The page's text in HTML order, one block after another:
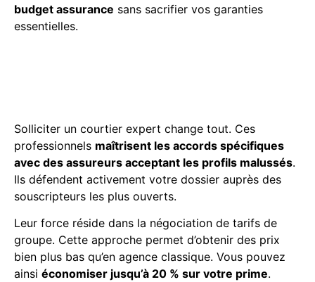
budget assurance sans sacrifier vos garanties
essentielles.
Solliciter un courtier expert change tout. Ces
professionnels maîtrisent les accords spécifiques
avec des assureurs acceptant les profils malussés.
Ils défendent activement votre dossier auprès des
souscripteurs les plus ouverts.
Leur force réside dans la négociation de tarifs de
groupe. Cette approche permet d’obtenir des prix
bien plus bas qu’en agence classique. Vous pouvez
ainsi économiser jusqu’à 20 % sur votre prime.